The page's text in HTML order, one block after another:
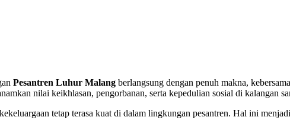
Pesantren Luhur Malang berlangsung dengan penuh makna,
nilai keikhlasan, pengorbanan, serta kepedulian sosial di kalangan
tetap terasa kuat di dalam lingkungan pesantren. Hal ini